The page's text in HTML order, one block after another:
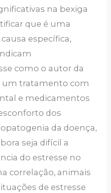
na bexiga
que é uma
específica,
como o autor da
um tratamento com
e medicamentos
dos
da doença,
seja difícil a
do estresse no
correlação, animais
de estresse